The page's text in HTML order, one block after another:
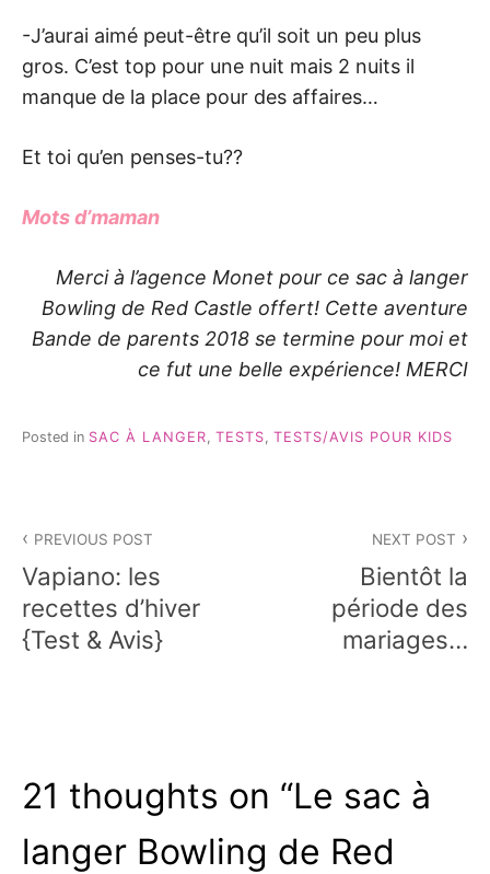
-J’aurai aimé peut-être qu’il soit un peu plus
gros. C’est top pour une nuit mais 2 nuits il
manque de la place pour des affaires…
Et toi qu’en penses-tu??
Mots d’maman
Merci à l’agence Monet pour ce sac à langer
Bowling de Red Castle offert! Cette aventure
Bande de parents 2018 se termine pour moi et
ce fut une belle expérience! MERCI
Posted in SAC À LANGER, TESTS, TESTS/AVIS POUR KIDS
de
l’article
PREVIOUS POST
Vapiano: les
recettes d’hiver
{Test & Avis}
NEXT POST
Bientôt la
période des
mariages…
21 thoughts on “Le sac à
langer Bowling de Red